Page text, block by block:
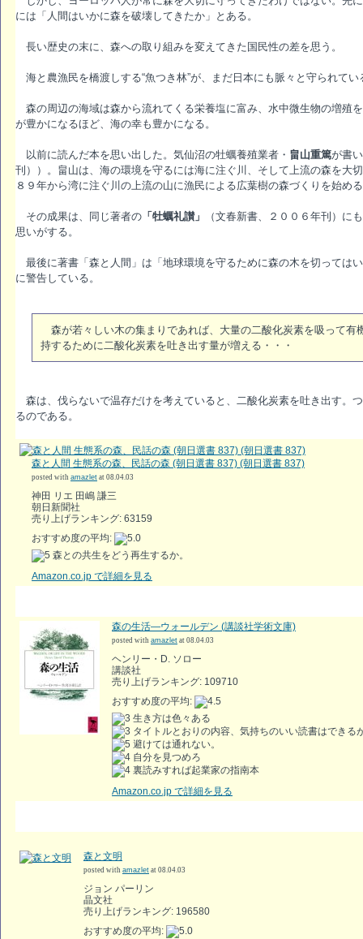
には「人間はいかに森を破壊してきたか」とある。
長い歴史の末に、森への取り組みを変えてきた国民性の差を思う。
海と農漁民を橋渡しする“魚つき林”が、まだ日本にも脈々と守られて
森の周辺の海域は森から流れてくる栄養塩に富み、水中微生物の増殖
が豊かになるほど、海の幸も豊かになる。
以前に読んだ本を思い出した。気仙沼の牡蠣養殖業者・ 畠山重篤が書
刊））。畠山は、海の環境を守るには海に注ぐ川、そして上流の森を大
８９年から湾に注ぐ川の上流の山に漁民による広葉樹の森づくりを始め
その成果は、同じ著者の 「牡蠣礼讃」
（文春新書、２００６年刊）に
思いがする。
最後に著書「森と人間」は「地球環境を守るために森の木を切っては
に警告している。
森が若々しい木の集まりであれば、大量の二酸化炭素を吸って有
持するために二酸化炭素を吐き出す量が増える・・・
森は、伐らないで温存だけを考えていると、二酸化炭素を吐き出す。
るのである。
森と人間 生態系の森、民話の森 (朝日選書 837) (朝日選書 837)
posted with amazlet at 08.04.03
神田 リエ 田嶋 謙三
朝日新聞社
売り上げランキング: 63159
おすすめ度の平均:
森との共生をどう再生するか。
Amazon.co.jp で詳細を見る
森の生活―ウォールデン (講談社学術文庫)
posted with amazlet at 08.04.03
ヘンリー・D. ソロー
講談社
売り上げランキング: 109710
おすすめ度の平均:
生き方は色々ある
タイトルとおりの内容、気持ちのいい読書はできる
避けては通れない。
自分を見つめろ
裏読みすれば起業家の指南本
Amazon.co.jp で詳細を見る
森と文明
posted with amazlet at 08.04.03
ジョン パーリン
晶文社
売り上げランキング: 196580
おすすめ度の平均: